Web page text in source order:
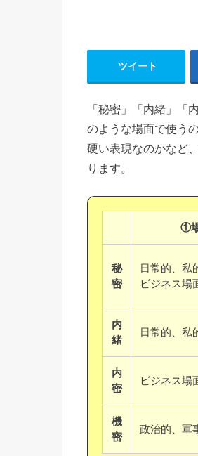
ツイート
「秘密」「内緒」「
のような場面で使う
硬い表現なのかなど
ります。
①
秘
密
日常的、私
ビジネス場
内
緒
日常的、私
内
密
ビジネス場
機
密
政治的、軍